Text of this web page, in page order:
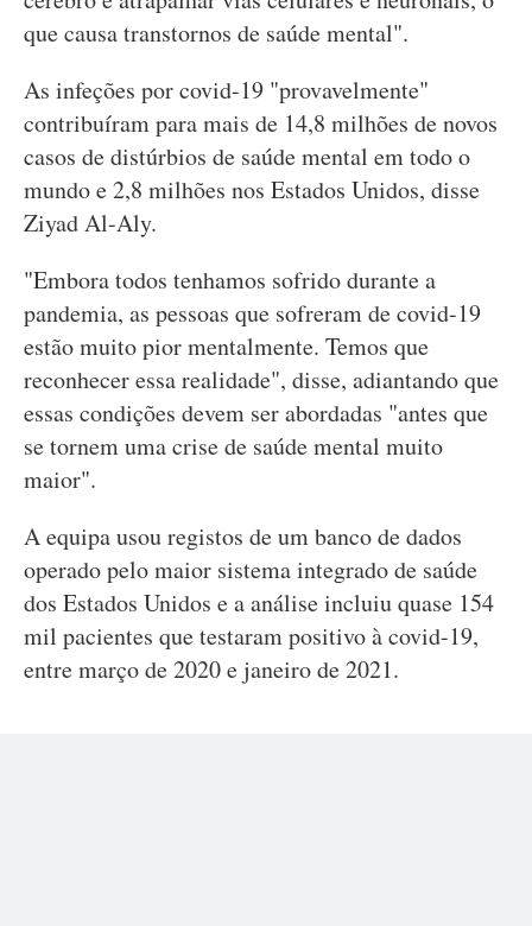
que causa transtornos de saúde mental".
As infeções por covid-19 "provavelmente"
contribuíram para mais de 14,8 milhões de novos
casos de distúrbios de saúde mental em todo o
mundo e 2,8 milhões nos Estados Unidos, disse
Ziyad Al-Aly.
"Embora todos tenhamos sofrido durante a
pandemia, as pessoas que sofreram de covid-19
estão muito pior mentalmente. Temos que
reconhecer essa realidade", disse, adiantando que
essas condições devem ser abordadas "antes que
se tornem uma crise de saúde mental muito
maior".
A equipa usou registos de um banco de dados
operado pelo maior sistema integrado de saúde
dos Estados Unidos e a análise incluiu quase 154
mil pacientes que testaram positivo à covid-19,
entre março de 2020 e janeiro de 2021.